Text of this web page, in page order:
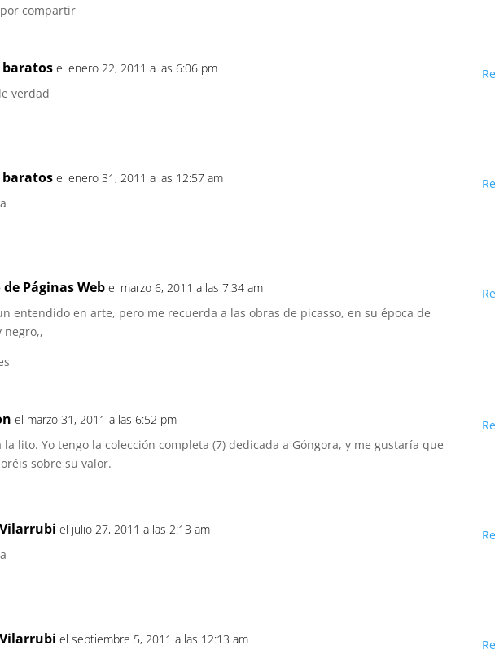
compartir
baratos el enero 22, 2011 a las 6:06 pm
verdad
baratos el enero 31, 2011 a las 12:57 am
Páginas Web el marzo 6, 2011 a las 7:34 am
entendido en arte, pero me recuerda a las obras de picasso, en su época de
negro,,
el marzo 31, 2011 a las 6:52 pm
la lito. Yo tengo la colección completa (7) dedicada a Góngora, y me gustaría que
sobre su valor.
el julio 27, 2011 a las 2:13 am
el septiembre 5, 2011 a las 12:13 am